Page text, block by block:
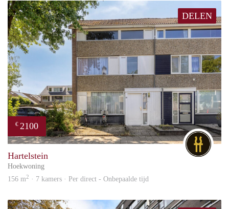
DELEN
€ 2100
DG
Hartelstein
Hoekwoning
156 m2 · 7 kamers · Per direct - Onbepaalde tijd